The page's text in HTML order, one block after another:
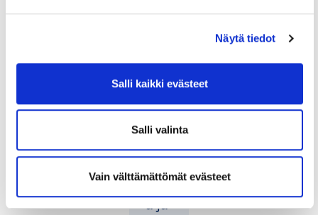
Näytä tiedot
Salli kaikki evästeet
Salli valinta
Vain välttämättömät evästeet
eluj
Vink
kaa
meil
le
iroiv
a ja